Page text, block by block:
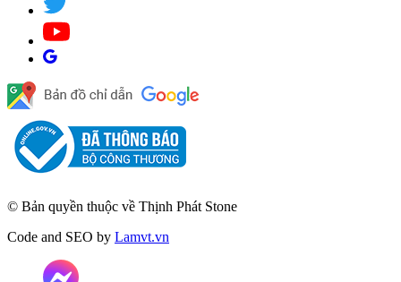
© Bản quyền thuộc về Thịnh Phát Stone
Code and SEO by Lamvt.vn